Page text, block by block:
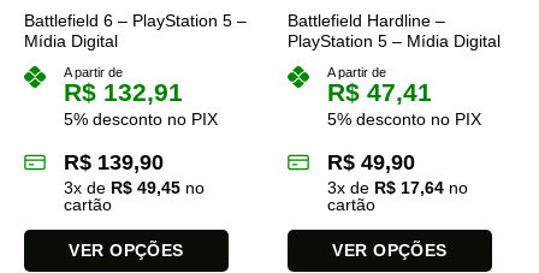
do
do
produto
Battlefield 6 – PlayStation 5 –
Mídia Digital
A partir de
R$ 132,91
5% desconto no PIX
R$ 139,90
3x de R$ 49,45 no
cartão
VER OPÇÕES
Battlefield Hardline –
PlayStation 5 – Mídia Digital
A partir de
R$ 47,41
5% desconto no PIX
R$ 49,90
3x de R$ 17,64 no
cartão
VER OPÇÕES